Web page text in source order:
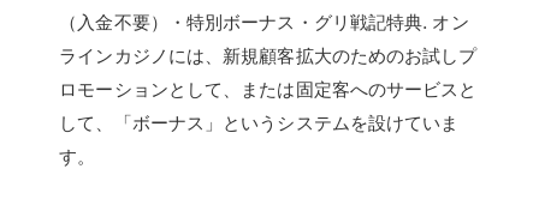
（入金不要）・特別ボーナス・グリ戦記特典. オン
ラインカジノには、新規顧客拡大のためのお試しプ
ロモーションとして、または固定客へのサービスと
して、「ボーナス」というシステムを設けていま
す。